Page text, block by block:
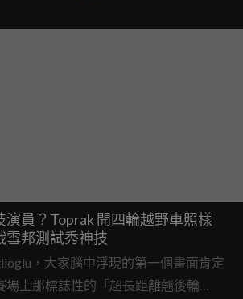
員？Toprak 開四輪越野車照樣
雪邦測試秀神技
，大家腦中浮現的第一個畫面肯定
場上那標誌性的「超長距離翹後輪